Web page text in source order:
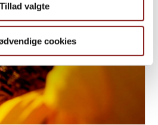
Tillad valgte
cookies